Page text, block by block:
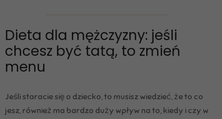
Dieta dla mężczyzny: jeśli
chcesz być tatą, to zmień
menu
Jeśli staracie się o dziecko, to musisz wiedzieć, że to co
jesz, również ma bardzo duży wpływ na to, kiedy i czy w